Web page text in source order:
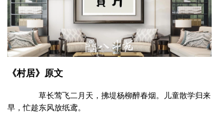
《村居》原文
草长莺飞二月天，拂堤杨柳醉春烟。儿童散学归来
早，忙趁东风放纸鸢。